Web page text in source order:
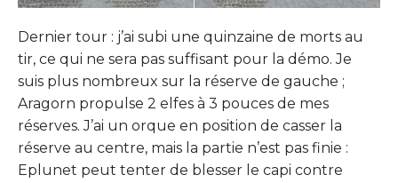
Dernier tour : j’ai subi une quinzaine de morts au
tir, ce qui ne sera pas suffisant pour la démo. Je
suis plus nombreux sur la réserve de gauche ;
Aragorn propulse 2 elfes à 3 pouces de mes
réserves. J’ai un orque en position de casser la
réserve au centre, mais la partie n’est pas finie :
Eplunet peut tenter de blesser le capi contre